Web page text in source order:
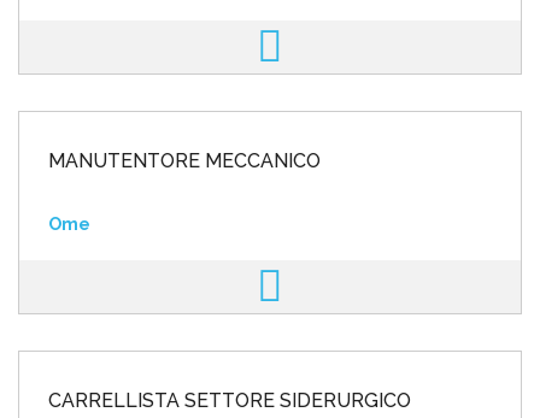
MANUTENTORE MECCANICO
Ome
CARRELLISTA SETTORE SIDERURGICO